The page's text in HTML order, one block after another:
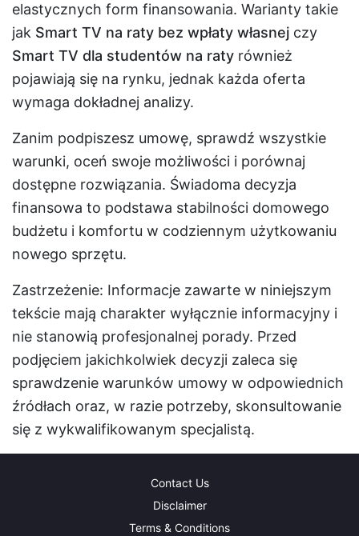
elastycznych form finansowania. Warianty takie
jak Smart TV na raty bez wpłaty własnej czy
Smart TV dla studentów na raty również
pojawiają się na rynku, jednak każda oferta
wymaga dokładnej analizy.
Zanim podpiszesz umowę, sprawdź wszystkie
warunki, oceń swoje możliwości i porównaj
dostępne rozwiązania. Świadoma decyzja
finansowa to podstawa stabilności domowego
budżetu i komfortu w codziennym użytkowaniu
nowego sprzętu.
Zastrzeżenie: Informacje zawarte w niniejszym
tekście mają charakter wyłącznie informacyjny i
nie stanowią profesjonalnej porady. Przed
podjęciem jakichkolwiek decyzji zaleca się
sprawdzenie warunków umowy w odpowiednich
źródłach oraz, w razie potrzeby, skonsultowanie
się z wykwalifikowanym specjalistą.
Contact Us
Disclaimer
Terms & Conditions